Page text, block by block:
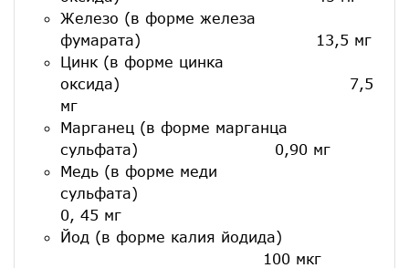
Железо (в форме железа
фумарата) 13,5 мг
Цинк (в форме цинка
оксида) 7,5
мг
Марганец (в форме марганца
сульфата) 0,90 мг
Медь (в форме меди
сульфата)
0, 45 мг
Йод (в форме калия йодида)
100 мкг